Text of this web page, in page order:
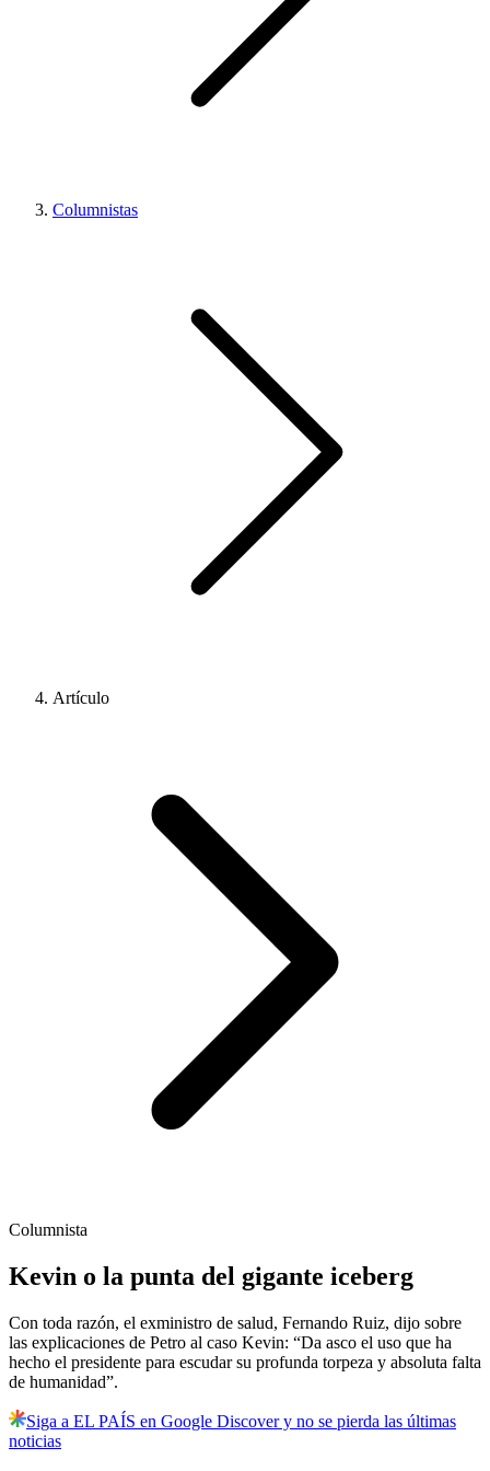
Columnistas
Artículo
Columnista
Kevin o la punta del gigante iceberg
Con toda razón, el exministro de salud, Fernando Ruiz, dijo sobre
las explicaciones de Petro al caso Kevin: “Da asco el uso que ha
hecho el presidente para escudar su profunda torpeza y absoluta falta
de humanidad”.
Siga a EL PAÍS en Google Discover y no se pierda las últimas
noticias